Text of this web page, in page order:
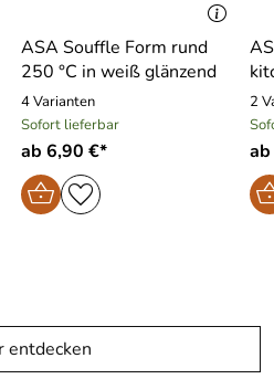
ASA Souffle Form rund
250 °C in weiß glänzend
4 Varianten
Sofort lieferbar
ab 6,90 €*
2
entdecken